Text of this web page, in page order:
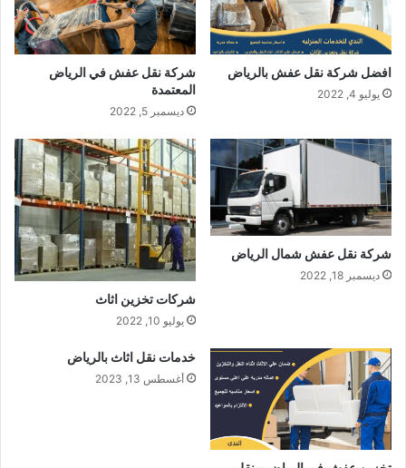
افضل شركة نقل عفش بالرياض
يوليو 4, 2022
شركة نقل عفش في الرياض
المعتمدة
ديسمبر 5, 2022
شركة نقل عفش شمال الرياض
ديسمبر 18, 2022
شركات تخزين اثاث
يوليو 10, 2022
خدمات نقل اثاث بالرياض
أغسطس 13, 2023